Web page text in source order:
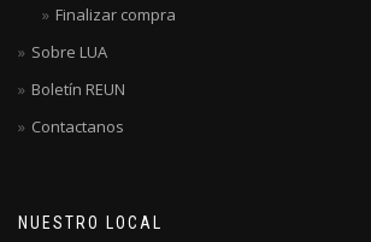
Finalizar compra
Sobre LUA
Boletín REUN
Contactanos
NUESTRO LOCAL